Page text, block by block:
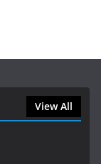
View All